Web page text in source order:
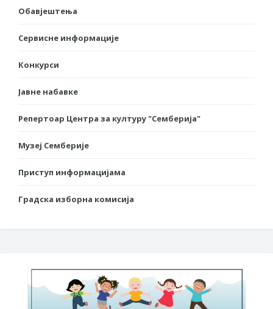
Обавјештења
Сервисне информације
Конкурси
Јавне набавке
Репертоар Центра за културу "Семберија"
Музеј Семберије
Приступ информацијама
Градска изборна комисија